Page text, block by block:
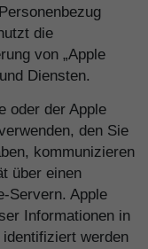
die
von „Apple
Diensten.
oder der Apple
den Sie
kommunizieren
über einen
Servern. Apple
Informationen in
werden